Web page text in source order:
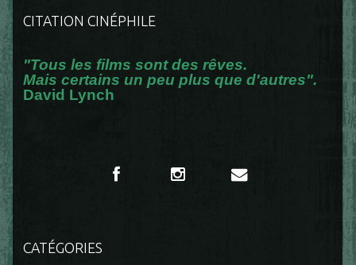
CITATION CINÉPHILE
"Tous les films sont des rêves.
Mais certains un peu plus que d'autres".
David Lynch
CATÉGORIES